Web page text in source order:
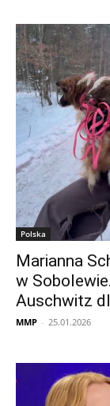
Polska
Marianna
w
Auschwitz
MMP - 25.01.2026